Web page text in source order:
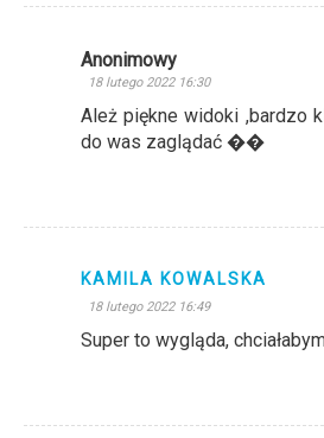
Anonimowy
18 lutego 2022 16:30
Ależ piękne widoki ,bardzo
do was zaglądać ��
KAMILA KOWALSKA
18 lutego 2022 16:49
Super to wygląda,